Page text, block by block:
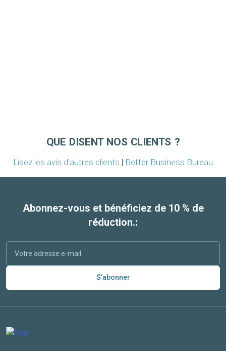
QUE DISENT NOS CLIENTS ?
Lisez les avis d'autres clients | Better Business Bureau
Abonnez-vous et bénéficiez de 10 % de
réduction.:
S’abonner